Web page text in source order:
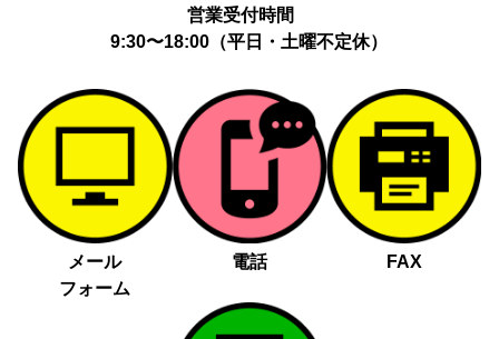
営業受付時間
9:30〜18:00（平日・土曜不定休）
メール
フォーム
電話 FAX